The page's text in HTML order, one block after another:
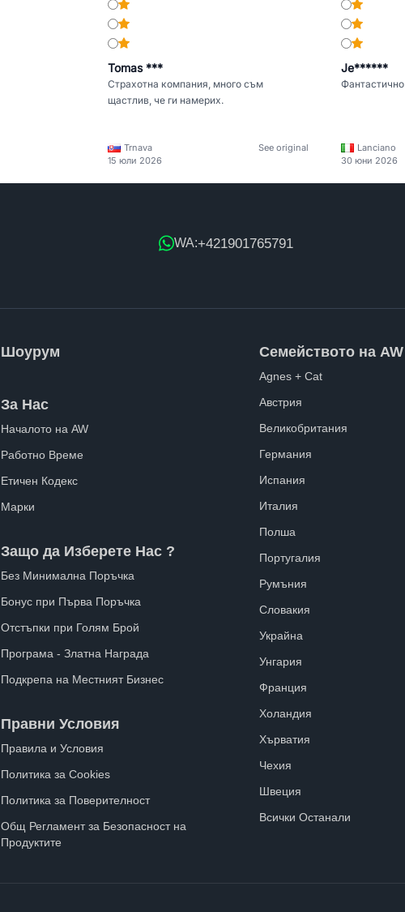
Tomas ***
Страхотна компания, много съм
щастлив, че ги намерих.
Trnava
See original
15 юли 2026
Je******
Фантастично
Lanciano
30 юни 2026
WA:+421901765791
Шоурум
За Нас
Началото на AW
Работно Време
Етичен Кодекс
Марки
Защо да Изберете Нас ?
Без Минимална Поръчка
Бонус при Първа Поръчка
Отстъпки при Голям Брой
Програма - Златна Награда
Подкрепа на Местният Бизнес
Правни Условия
Правила и Условия
Политика за Cookies
Политика за Поверителност
Общ Регламент за Безопасност на
Продуктите
Семейството на AW
Agnes + Cat
Австрия
Великобритания
Германия
Испания
Италия
Полша
Португалия
Румъния
Словакия
Украйна
Унгария
Франция
Холандия
Хърватия
Чехия
Швеция
Всички Останали